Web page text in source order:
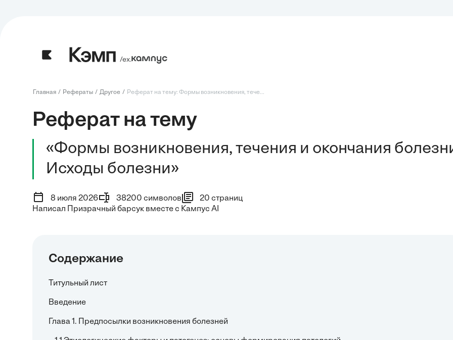
/ех.
Главная Рефераты Другое Реферат на тему: Формы возникновения, тече...
Реферат на тему
«Формы возникновения, течения и окончания
Исходы болезни»
8 июля 2026 38200 символов
20 страниц
Написал Призрачный барсук вместе с Кампус AI
Содержание
Титульный лист
Введение
Глава 1. Предпосылки возникновения болезней